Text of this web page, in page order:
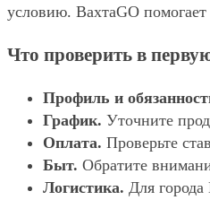
условию. ВахтаGO
Что проверить в
Профиль и
График. Уточните
Оплата. Проверьте
Быт. Обратите
Логистика. Для города